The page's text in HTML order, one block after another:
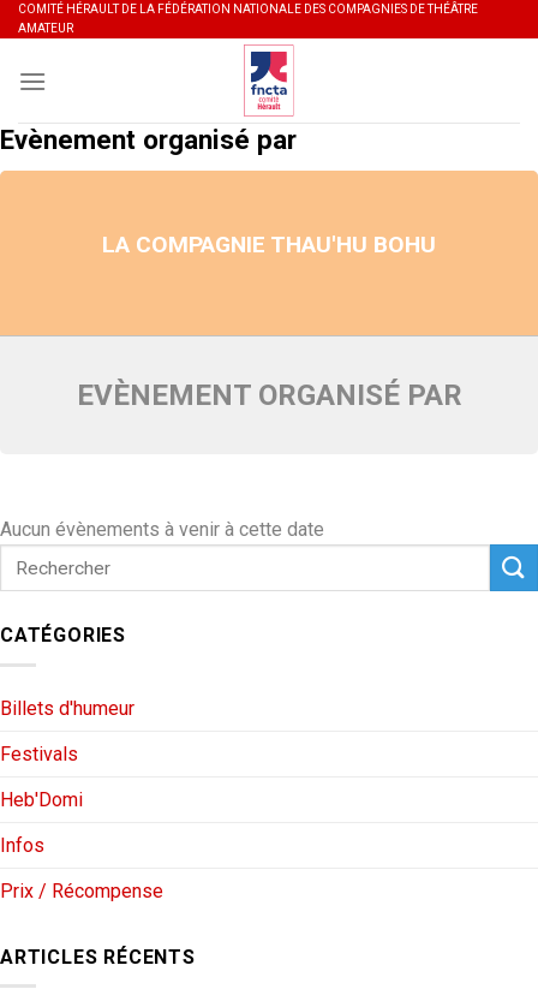
Skip
to
content
COMITÉ HÉRAULT DE LA FÉDÉRATION NATIONALE DES COMPAGNIES DE THÉÂTRE
AMATEUR
Evènement organisé par
LA COMPAGNIE THAU'HU BOHU
EVÈNEMENT ORGANISÉ PAR
Aucun évènements à venir à cette date
CATÉGORIES
Billets d'humeur
Festivals
Heb'Domi
Infos
Prix / Récompense
ARTICLES RÉCENTS